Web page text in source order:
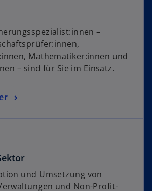
–
Mathematiker:innen und
– sind für Sie im Einsatz.
und Umsetzung von
und Non-Profit-